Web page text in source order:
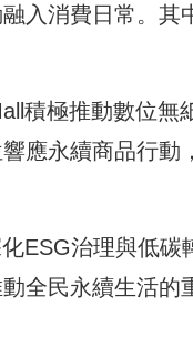
入消費日常。
積極推動數位
應永續商品行
ESG治理與低
全民永續生活